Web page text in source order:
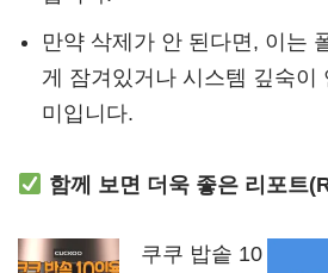
만약 삭제가 안 된다면, 이는
게 잠겨있거나 시스템 깊숙이
미입니다.
함께 보면 더욱 좋은 리포트
쿠쿠 밥솥 10